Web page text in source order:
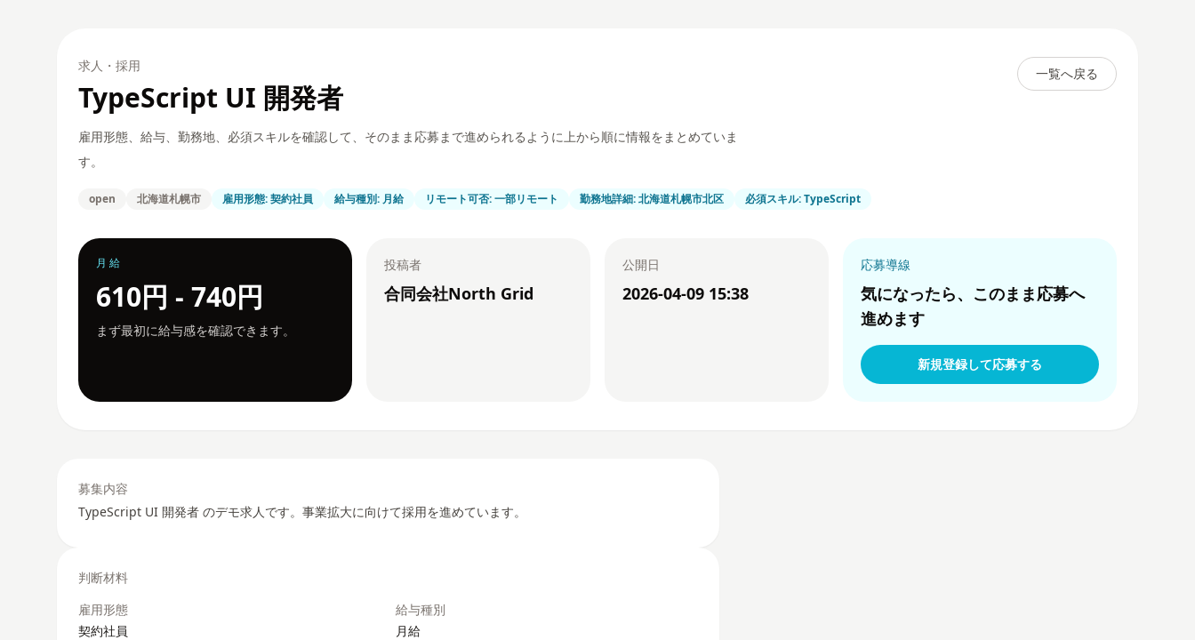
求人・採用
TypeScript UI 開発者
雇用形態、給与、勤務地、必須スキルを確認して、そのまま応募まで進められるように上から順に情報をまとめていま
す。
open 北海道札幌市 雇用形態: 契約社員 給与種別: 月給 リモート可否: 一部リモート 勤務地詳細: 北海道札幌市北区 必須スキル: TypeScript
一覧へ戻る
月給
610円 - 740円
まず最初に給与感を確認できます。
投稿者
合同会社North Grid
公開日
2026-04-09 15:38
応募導線
気になったら、このまま応募へ
進めます
新規登録して応募する
募集内容
TypeScript UI 開発者 のデモ求人です。事業拡大に向けて採用を進めています。
判断材料
雇用形態
契約社員
給与種別
月給